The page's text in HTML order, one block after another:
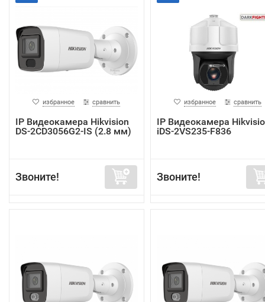
избранное сравнить
IP Видеокамера Hikvision
DS-2CD3056G2-IS (2.8 мм)
Звоните!
избранное сравнить
IP Видеокамера
iDS-2VS235-F836
Звоните!